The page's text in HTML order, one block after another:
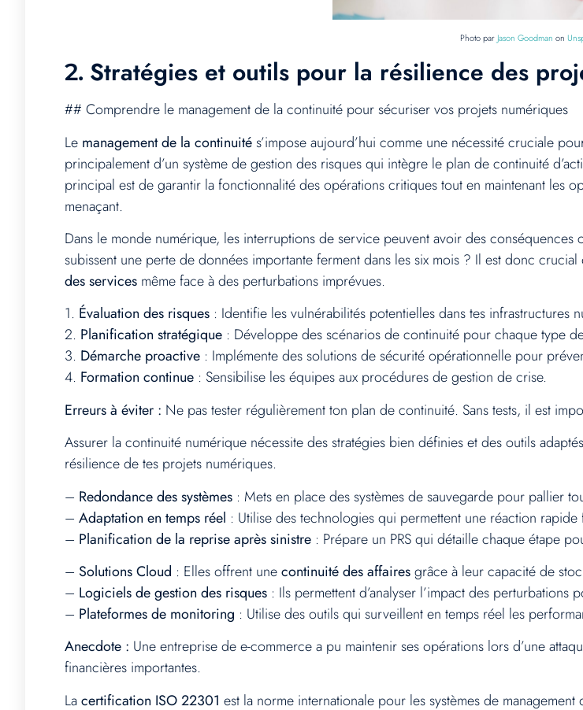
Photo par Jason Goodman on
2. Stratégies et outils pour la résilience des
## Comprendre le management de la continuité pour sécuriser vos projets numériques
Le management de la continuités’impose aujourd’hui comme une nécessité cruciale
principalement d’un système de gestion des risques qui intègre le plan de continuité
principal est de garantir la fonctionnalité des opérations critiques tout en maintenant les
menaçant.
Dans le monde numérique, les interruptions de service peuvent avoir des conséquences
subissent une perte de données importante ferment dans les six mois ? Il est donc
des services même face à des perturbations imprévues.
1. Évaluation des risques : Identifie les vulnérabilités potentielles dans tes infrastructures
2. Planification stratégique : Développe des scénarios de continuité pour chaque type
3. Démarche proactive : Implémente des solutions de sécurité opérationnelle pour
4. Formation continue : Sensibilise les équipes aux procédures de gestion de crise.
Erreurs à éviter : Ne pas tester régulièrement ton plan de continuité. Sans tests, il est
Assurer la continuité numérique nécessite des stratégies bien définies et des outils
résilience de tes projets numériques.
– Redondance des systèmes : Mets en place des systèmes de sauvegarde pour pallier
– Adaptation en temps réel : Utilise des technologies qui permettent une réaction rapide
– Planification de la reprise après sinistre : Prépare un PRS qui détaille chaque étape
– Solutions Cloud : Elles offrent unecontinuité des affairesgrâce à leur capacité de
– Logiciels de gestion des risques : Ils permettent d’analyser l’impact des perturbations
– Plateformes de monitoring : Utilise des outils qui surveillent en temps réel les
Anecdote : Une entreprise de e-commerce a pu maintenir ses opérations lors d’une
financières importantes.
Lacertification ISO 22301 est la norme internationale pour les systèmes de